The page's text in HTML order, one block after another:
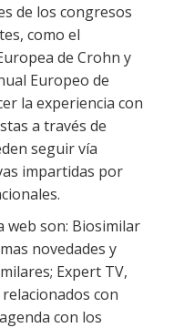
de los congresos
como el
de Crohn y
Europeo de
la experiencia con
a través de
seguir vía
impartidas por
web son: Biosimilar
novedades y
Expert TV,
con
con los